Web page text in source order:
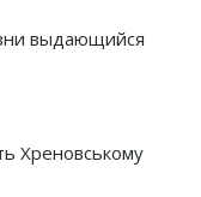
выдающийся
Хреновському